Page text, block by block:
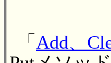
「 Add、